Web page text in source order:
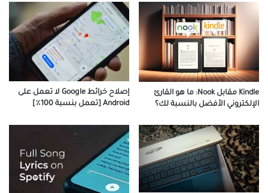
Kindle مقابل Nook: ما هو القارئ
الإلكتروني الأفضل بالنسبة لك؟
إصلاح خرائط Google لا تعمل على
Android [تعمل بنسبة 100٪]